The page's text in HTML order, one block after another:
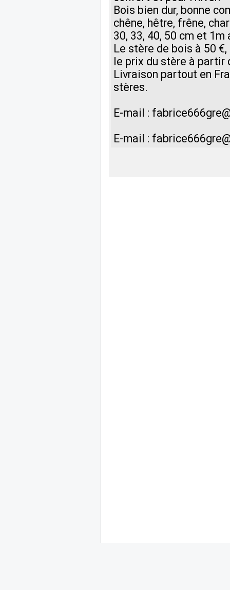
Bois bien dur, bonne
chêne, hêtre, frêne,
30, 33, 40, 50 cm et
Le stère de bois à 50
le prix du stère à partir
Livraison partout en
stères.
E-mail :
E-mail :